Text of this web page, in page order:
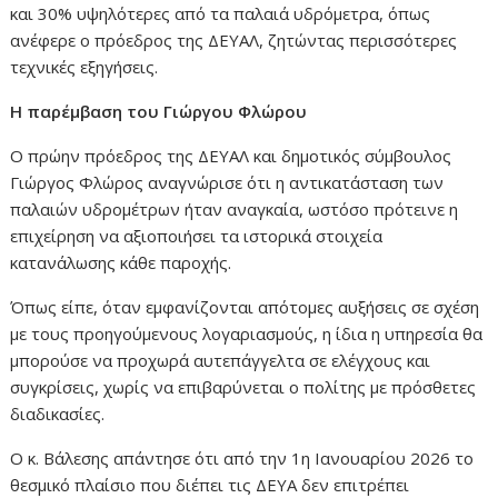
και 30% υψηλότερες από τα παλαιά υδρόμετρα, όπως
ανέφερε ο πρόεδρος της ΔΕΥΑΛ, ζητώντας περισσότερες
τεχνικές εξηγήσεις.
Η παρέμβαση του Γιώργου Φλώρου
Ο πρώην πρόεδρος της ΔΕΥΑΛ και δημοτικός σύμβουλος
Γιώργος Φλώρος αναγνώρισε ότι η αντικατάσταση των
παλαιών υδρομέτρων ήταν αναγκαία, ωστόσο πρότεινε η
επιχείρηση να αξιοποιήσει τα ιστορικά στοιχεία
κατανάλωσης κάθε παροχής.
Όπως είπε, όταν εμφανίζονται απότομες αυξήσεις σε σχέση
με τους προηγούμενους λογαριασμούς, η ίδια η υπηρεσία θα
μπορούσε να προχωρά αυτεπάγγελτα σε ελέγχους και
συγκρίσεις, χωρίς να επιβαρύνεται ο πολίτης με πρόσθετες
διαδικασίες.
Ο κ. Βάλεσης απάντησε ότι από την 1η Ιανουαρίου 2026 το
θεσμικό πλαίσιο που διέπει τις ΔΕΥΑ δεν επιτρέπει